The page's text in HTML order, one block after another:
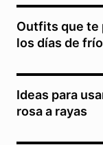
Outfits que te
los días de frío
Ideas para
rosa a rayas